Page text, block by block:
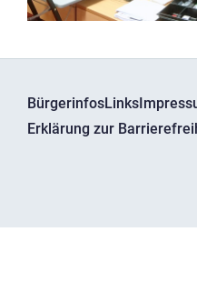
BürgerinfosLinks
Erklärung zur